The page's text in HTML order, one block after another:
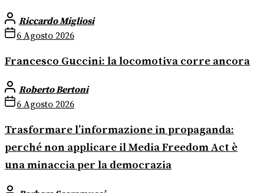
Riccardo Migliosi
6 Agosto 2026
Francesco Guccini: la locomotiva corre ancora
Roberto Bertoni
6 Agosto 2026
Trasformare l’informazione in propaganda:
perché non applicare il Media Freedom Act è
una minaccia per la democrazia